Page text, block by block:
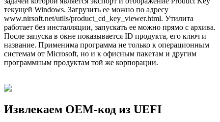
текущей Windows. Загрузить ее можно по адресу
www.nirsoft.net/utils/product_cd_key_viewer.html. Утилита
работает без инсталляции, запускать ее можно прямо с архива.
После запуска в окне показывается ID продукта, его ключ и
название. Применима программа не только к операционным
системам от Microsoft, но и к офисным пакетам и другим
программным продуктам той же корпорации.
Извлекаем OEM-код из UEFI